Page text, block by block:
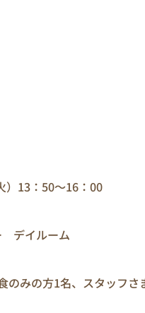
）13：50～16：00
デイルーム
のみの方1名、スタッフさ